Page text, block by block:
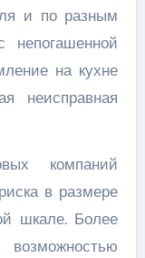
и по разным
на кухне
неисправная
компаний
в размере
шкале. Более